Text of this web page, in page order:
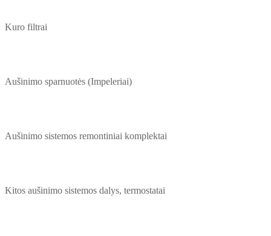
Kuro filtrai
Aušinimo sparnuotės (Impeleriai)
Aušinimo sistemos remontiniai komplektai
Kitos aušinimo sistemos dalys, termostatai